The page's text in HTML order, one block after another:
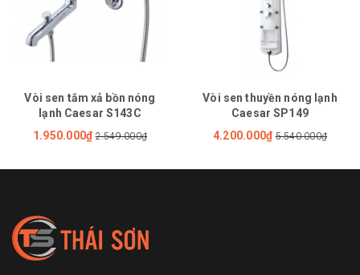
Vòi sen tắm xả bồn nóng
lạnh Caesar S143C
1.950.000₫ 2.549.000₫
Vòi sen thuyền nóng lạnh
Caesar SP149
4.200.000₫ 5.540.000₫